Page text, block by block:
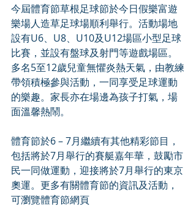
今屆體育節草根足球節於今日假樂富遊
樂場人造草足球場順利舉行。活動場地
設有U6、U8、U10及U12場區小型足球
比賽，並設有盤球及射門等遊戲場區。
多名5至12歲兒童無懼炎熱天氣，由教練
帶領積極參與活動，一同享受足球運動
的樂趣。家長亦在場邊為孩子打氣，場
面溫馨熱鬧。
體育節於6 – 7月繼續有其他精彩節目，
包括將於7月舉行的賽艇嘉年華，鼓勵市
民一同做運動，迎接將於7月舉行的東京
奧運。更多有關體育節的資訊及活動，
可瀏覽體育節網頁